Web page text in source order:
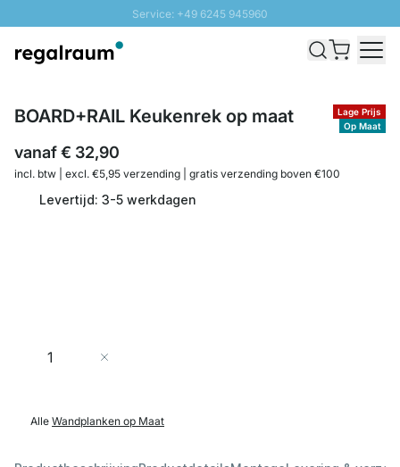
Service: +49 6245 945960
Snelle levering - Gratis verzending vanaf €100
Lage Prijs
Op Maat
BOARD+RAIL Keukenrek op maat
vanaf€ 32,90
incl. btw | excl. €5,95 verzending | gratis verzending boven €100
Levertijd: 3-5 werkdagen
Aantal
Alle Wandplanken op Maat